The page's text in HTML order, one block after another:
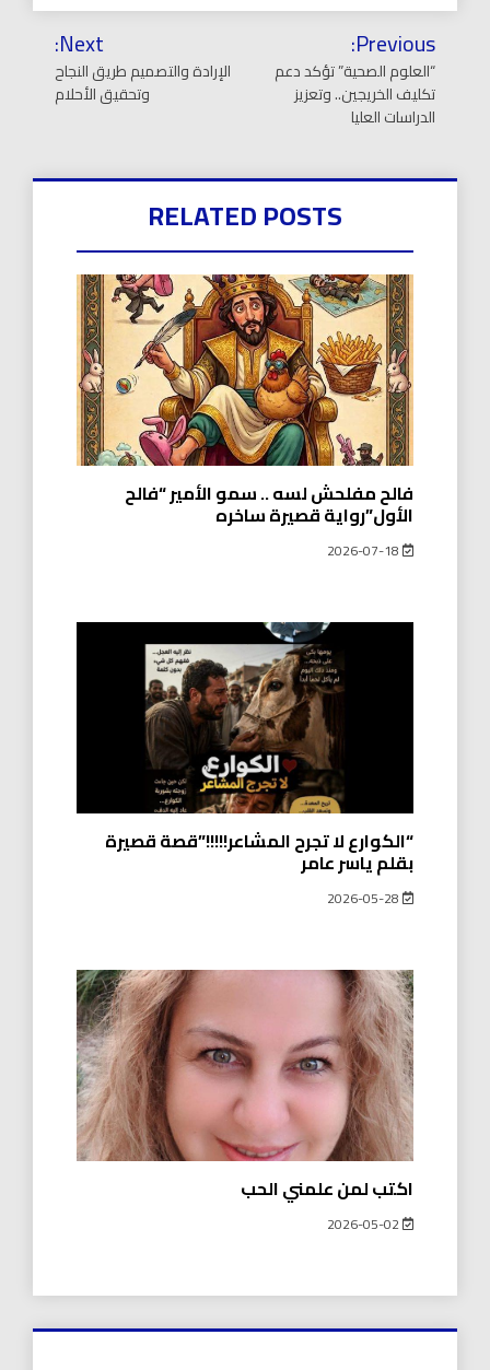
تصفّح
المقالات
Previous:
“العلوم الصحية” تؤكد دعم
تكليف الخريجين.. وتعزيز
الدراسات العليا
Next:
الإرادة والتصميم طريق النجاح
وتحقيق الأحلام
RELATED POSTS
فالح مفلحش لسه .. سمو الأمير “فالح
الأول”رواية قصيرة ساخره
“الكوارع لا تجرح المشاعر!!!!!”قصة قصيرة
بقلم ياسر عامر
اكتب لمن علمني الحب
2026-05-02